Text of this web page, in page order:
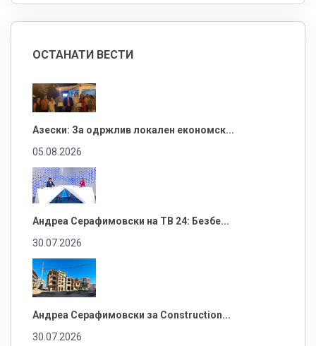
ОСТАНАТИ ВЕСТИ
Азески: За одржлив локален економск...
05.08.2026
Андреа Серафимовски на ТВ 24: Безбе...
30.07.2026
Андреа Серафимовски за Construction...
30.07.2026